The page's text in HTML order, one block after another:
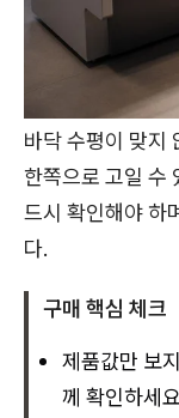
바닥 수평이 맞지
한쪽으로 고일 수
드시 확인해야 하
다.
구매 핵심 체크
제품값만 보
께 확인하세